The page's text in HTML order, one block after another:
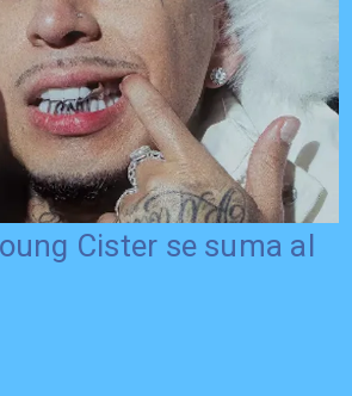
Cister se suma al